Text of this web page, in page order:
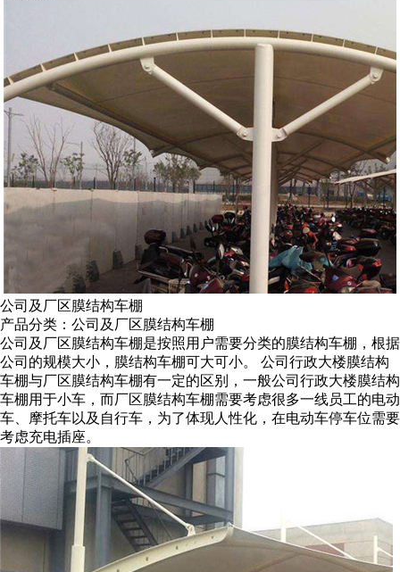
公司及厂区膜结构车棚
产品分类：公司及厂区膜结构车棚
公司及厂区膜结构车棚是按照用户需要分类的膜结构车棚，根据
公司的规模大小，膜结构车棚可大可小。 公司行政大楼膜结构
车棚与厂区膜结构车棚有一定的区别，一般公司行政大楼膜结构
车棚用于小车，而厂区膜结构车棚需要考虑很多一线员工的电动
车、摩托车以及自行车，为了体现人性化，在电动车停车位需要
考虑充电插座。